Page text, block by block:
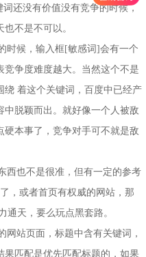
还没有价值没有竞争的时候，
不是不可以。
时候，输入框[敏感词]会有一个
争度难度越大。当然这个不是
绕 着这个关键词，百度中已经产
脱颖而出。就好像一个人被敌
硬本事了，竞争对手可不就是敌
西也不是很准，但有一定的参考
，或者首页有权威的网站，那
通天，要么玩点黑套路。
网站页面，标题中含有关键词，
匹配是优先匹配标题的，如果